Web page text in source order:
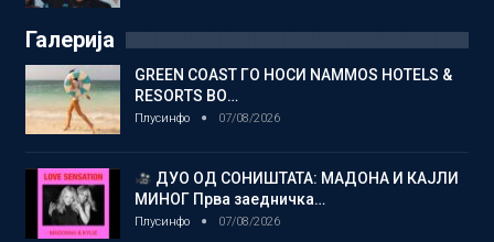
Галерија
GREEN COAST ГО НОСИ NAMMOS HOTELS &
RESORTS ВО…
Плусинфо 07/08/2026
ДУО ОД СОНИШТАТА: МАДОНА И КАЈЛИ
МИНОГ Прва заедничка…
Плусинфо 07/08/2026